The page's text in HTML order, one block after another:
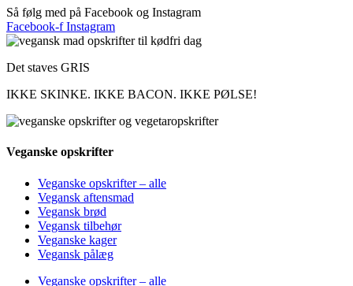
Så følg med på Facebook og Instagram
Facebook-f Instagram
Det staves GRIS
IKKE SKINKE. IKKE BACON. IKKE PØLSE!
Veganske opskrifter
Veganske opskrifter – alle
Vegansk aftensmad
Vegansk brød
Vegansk tilbehør
Veganske kager
Vegansk pålæg
Veganske opskrifter – alle